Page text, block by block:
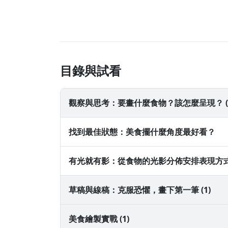
目錄與試看
觀察與思考：要畫什麼食物？該怎麼呈現？
找到最佳狀態：美食擺什麼角度最好看？
有光就有影：從食物的光影分佈安排表現方
草稿與線稿：克服恐懼，畫下第一筆 (1)
從觀察與下筆
美食繪製實戰 (1)